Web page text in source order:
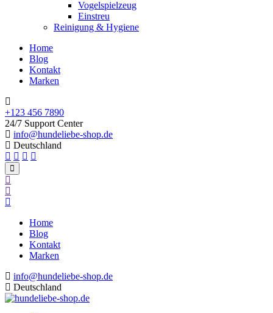
Vogelspielzeug
Einstreu
Reinigung & Hygiene
Home
Blog
Kontakt
Marken
+123 456 7890
24/7 Support Center
info@hundeliebe-shop.de
Deutschland
Home
Blog
Kontakt
Marken
info@hundeliebe-shop.de
Deutschland